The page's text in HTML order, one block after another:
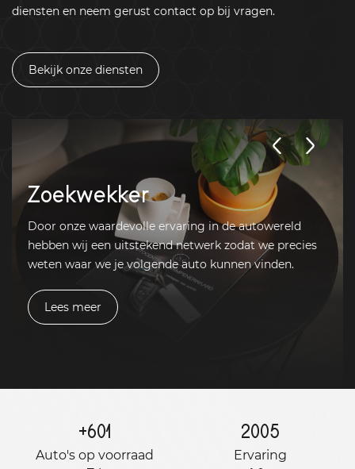
diensten en neem gerust contact op bij vragen.
Bekijk onze diensten
Zoekwekker
Door onze waardevolle ervaring in de autowereld
hebben wij een uitstekend netwerk zodat we precies
weten waar we je volgende auto kunnen vinden.
Lees meer
+601
Auto's op voorraad
2005
Ervaring